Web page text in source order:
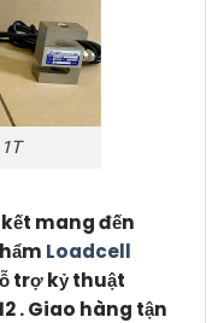
mang đến
Loadcell
trợ kỷ thuật
. Giao hàng tận